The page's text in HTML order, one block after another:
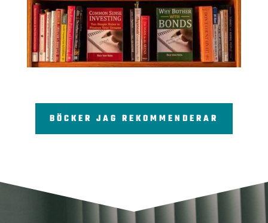
BÖCKER JAG REKOMMENDERAR